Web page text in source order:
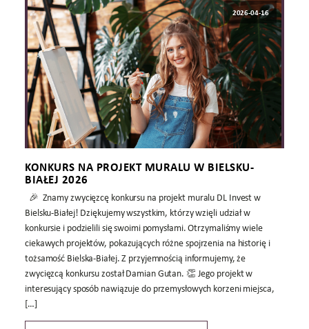
2026-04-16
KONKURS NA PROJEKT MURALU W BIELSKU-
BIAŁEJ 2026
🎉 Znamy zwycięzcę konkursu na projekt muralu DL Invest w
Bielsku-Białej! Dziękujemy wszystkim, którzy wzięli udział w
konkursie i podzielili się swoimi pomysłami. Otrzymaliśmy wiele
ciekawych projektów, pokazujących różne spojrzenia na historię i
tożsamość Bielska-Białej. Z przyjemnością informujemy, że
zwycięzcą konkursu został Damian Gutan. 👏 Jego projekt w
interesujący sposób nawiązuje do przemysłowych korzeni miejsca,
[…]